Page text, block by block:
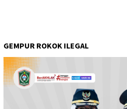
GEMPUR ROKOK ILEGAL